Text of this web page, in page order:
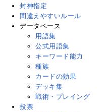
封神指定
間違えやすいルール
データベース
用語集
公式用語集
キーワード能力
種族
カードの効果
デッキ集
戦術・プレイング
投票